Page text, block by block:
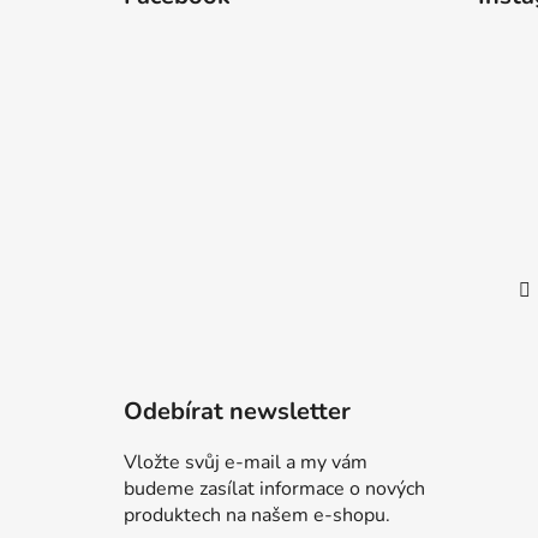
Odebírat newsletter
Vložte svůj e-mail a my vám
budeme zasílat informace o nových
produktech na našem e-shopu.